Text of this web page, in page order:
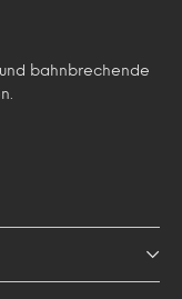
bahnbrechende